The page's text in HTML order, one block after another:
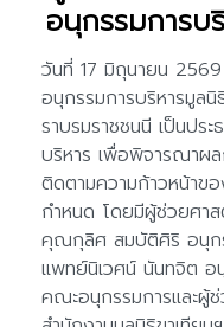
อนุกรรมการบ